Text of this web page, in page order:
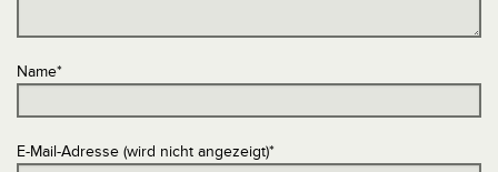
Name*
E-Mail-Adresse (wird nicht angezeigt)*